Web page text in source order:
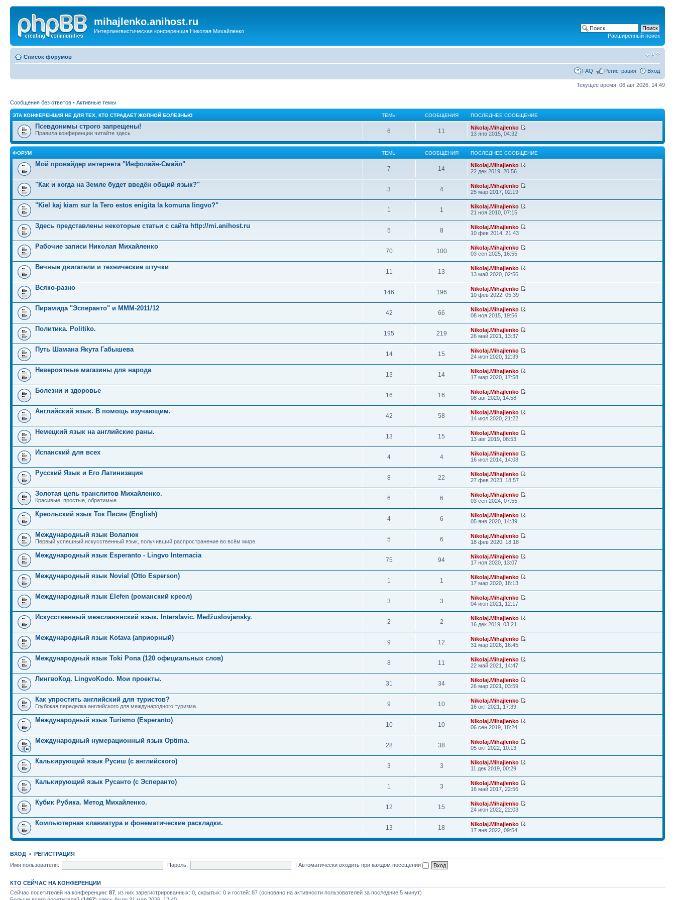
mihajlenko.anihost.ru
Интерлингвистическая конференция Николая Михайленко
Расширенный поиск
Список форумов
FAQ Регистрация Вход
Текущее время: 06 авг 2026, 14:49
Сообщения без ответов • Активные темы
ЭТА КОНФЕРЕНЦИЯ НЕ ДЛЯ ТЕХ, КТО СТРАДАЕТ ЖОПНОЙ БОЛЕЗНЬЮ ТЕМЫ СООБЩЕНИЯ ПОСЛЕДНЕЕ СООБЩЕНИЕ
Псевдонимы строго запрещены!
Правила конференции читайте здесь 6 11
Nikolaj.Mihajlenko
13 янв 2015, 04:32
ФОРУМ ТЕМЫ СООБЩЕНИЯ ПОСЛЕДНЕЕ СООБЩЕНИЕ
Мой провайдер интернета "Инфолайн-Смайл"
7 14
Nikolaj.Mihajlenko
22 дек 2019, 20:56
"Как и когда на Земле будет введён общий язык?"
3 4
Nikolaj.Mihajlenko
25 мар 2017, 02:19
"Kiel kaj kiam sur la Tero estos enigita la komuna lingvo?"
1 1
Nikolaj.Mihajlenko
21 ноя 2010, 07:15
Здесь представлены некоторые статьи с сайта http://mi.anihost.ru
5 8
Nikolaj.Mihajlenko
10 фев 2014, 21:43
Рабочие записи Николая Михайленко
70 100
Nikolaj.Mihajlenko
03 сен 2025, 16:55
Вечные двигатели и технические штучки
11 13
Nikolaj.Mihajlenko
13 май 2020, 02:56
Всяко-разно
146 196
Nikolaj.Mihajlenko
10 фев 2022, 05:39
Пирамида "Эсперанто" и MMM-2011/12
42 66
Nikolaj.Mihajlenko
08 ноя 2015, 19:56
Политика. Politiko.
195 219
Nikolaj.Mihajlenko
26 май 2021, 13:37
Путь Шамана Якута Габышева
14 15
Nikolaj.Mihajlenko
24 июн 2020, 12:39
Невероятные магазины для народа
13 14
Nikolaj.Mihajlenko
17 мар 2020, 17:58
Болезни и здоровье
16 16
Nikolaj.Mihajlenko
08 авг 2020, 14:58
Английский язык. В помощь изучающим.
42 58
Nikolaj.Mihajlenko
14 июл 2020, 21:22
Немецкий язык на английские раны.
13 15
Nikolaj.Mihajlenko
13 авг 2019, 08:53
Испанский для всех
4 4
Nikolaj.Mihajlenko
16 июл 2014, 14:08
Русский Язык и Его Латинизация
8 22
Nikolaj.Mihajlenko
27 фев 2023, 18:57
Золотая цепь транслитов Михайленко.
Красивые, простые, обратимые. 6 6
Nikolaj.Mihajlenko
03 сен 2024, 07:55
Креольский язык Ток Писин (English)
4 6
Nikolaj.Mihajlenko
05 янв 2020, 14:39
Международный язык Волапюк
Первый успешный искусственный язык, получивший распространение во всём мире. 5 6
Nikolaj.Mihajlenko
18 фев 2020, 18:18
Международный язык Esperanto - Lingvo Internacia
75 94
Nikolaj.Mihajlenko
17 ноя 2020, 13:07
Международный язык Novial (Otto Esperson)
1 1
Nikolaj.Mihajlenko
17 мар 2020, 18:13
Международный язык Elefen (романский креол)
3 3
Nikolaj.Mihajlenko
04 июн 2021, 12:17
Искусственный межславянский язык. Interslavic. Medžuslovjansky.
2 2
Nikolaj.Mihajlenko
16 дек 2019, 03:21
Международный язык Kotava (априорный)
9 12
Nikolaj.Mihajlenko
31 мар 2026, 16:45
Международный язык Toki Pona (120 официальных слов)
8 11
Nikolaj.Mihajlenko
22 май 2021, 14:47
ЛингвоКод. LingvoKodo. Мои проекты.
31 34
Nikolaj.Mihajlenko
26 мар 2021, 03:59
Как упростить английский для туристов?
Глубокая переделка английского для международного туризма. 9 10
Nikolaj.Mihajlenko
16 окт 2021, 17:39
Международный язык Turismo (Esperanto)
10 10
Nikolaj.Mihajlenko
06 сен 2019, 18:24
Международный нумерационный язык Optima.
28 38
Nikolaj.Mihajlenko
05 окт 2022, 10:13
Калькирующий язык Русиш (с английского)
3 3
Nikolaj.Mihajlenko
11 дек 2019, 00:29
Калькирующий язык Русанто (с Эсперанто)
1 3
Nikolaj.Mihajlenko
16 май 2017, 22:56
Кубик Рубика. Метод Михайленко.
12 15
Nikolaj.Mihajlenko
24 июн 2022, 22:03
Компьютерная клавиатура и фонематические раскладки.
13 18
Nikolaj.Mihajlenko
17 янв 2022, 09:54
ВХОД • РЕГИСТРАЦИЯ
Имя пользователя:
Пароль: |Автоматически входить при каждом посещении
КТО СЕЙЧАС НА КОНФЕРЕНЦИИ
Сейчас посетителей на конференции: 87 , из них зарегистрированных: 0, скрытых: 0 и гостей: 87 (основано на активности пользователей за последние 5 минут)